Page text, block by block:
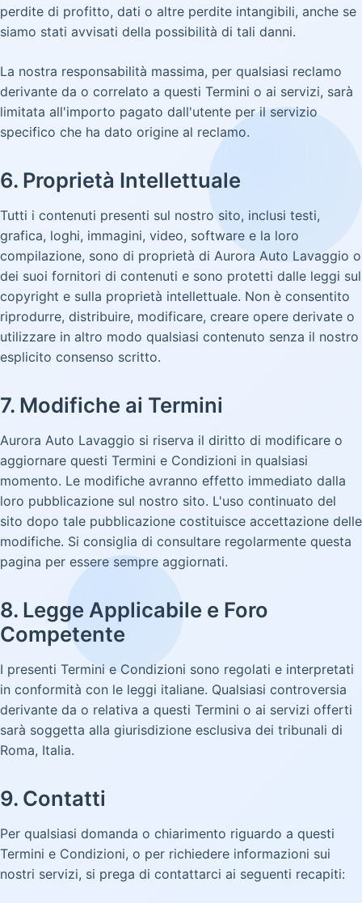
perdite di profitto, dati o altre perdite intangibili, anche se
siamo stati avvisati della possibilità di tali danni.
La nostra responsabilità massima, per qualsiasi reclamo
derivante da o correlato a questi Termini o ai servizi, sarà
limitata all'importo pagato dall'utente per il servizio
specifico che ha dato origine al reclamo.
6. Proprietà Intellettuale
Tutti i contenuti presenti sul nostro sito, inclusi testi,
grafica, loghi, immagini, video, software e la loro
compilazione, sono di proprietà di Aurora Auto Lavaggio o
dei suoi fornitori di contenuti e sono protetti dalle leggi sul
copyright e sulla proprietà intellettuale. Non è consentito
riprodurre, distribuire, modificare, creare opere derivate o
utilizzare in altro modo qualsiasi contenuto senza il nostro
esplicito consenso scritto.
7. Modifiche ai Termini
Aurora Auto Lavaggio si riserva il diritto di modificare o
aggiornare questi Termini e Condizioni in qualsiasi
momento. Le modifiche avranno effetto immediato dalla
loro pubblicazione sul nostro sito. L'uso continuato del
sito dopo tale pubblicazione costituisce accettazione delle
modifiche. Si consiglia di consultare regolarmente questa
pagina per essere sempre aggiornati.
8. Legge Applicabile e Foro
Competente
I presenti Termini e Condizioni sono regolati e interpretati
in conformità con le leggi italiane. Qualsiasi controversia
derivante da o relativa a questi Termini o ai servizi offerti
sarà soggetta alla giurisdizione esclusiva dei tribunali di
Roma, Italia.
9. Contatti
Per qualsiasi domanda o chiarimento riguardo a questi
Termini e Condizioni, o per richiedere informazioni sui
nostri servizi, si prega di contattarci ai seguenti recapiti: